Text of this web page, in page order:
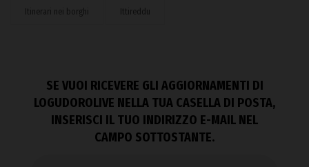
Itinerari nei borghi Ittireddu
SE VUOI RICEVERE GLI AGGIORNAMENTI DI
LOGUDOROLIVE NELLA TUA CASELLA DI POSTA,
INSERISCI IL TUO INDIRIZZO E-MAIL NEL
CAMPO SOTTOSTANTE.